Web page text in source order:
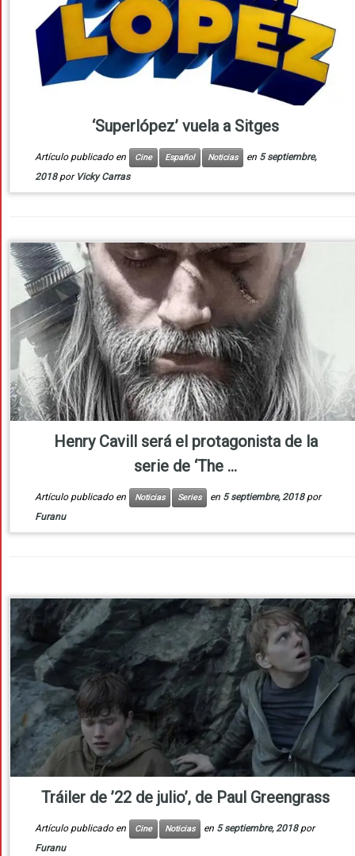
‘Superlópez’ vuela a Sitges
Artículo publicado en Cine Español Noticias en 5 septiembre,
2018 por Vicky Carras
Henry Cavill será el protagonista de la
serie de ‘The ...
Artículo publicado en Noticias Series en 5 septiembre, 2018 por
Furanu
Tráiler de ’22 de julio’, de Paul Greengrass
Artículo publicado en Cine Noticias en 5 septiembre, 2018 por
Furanu